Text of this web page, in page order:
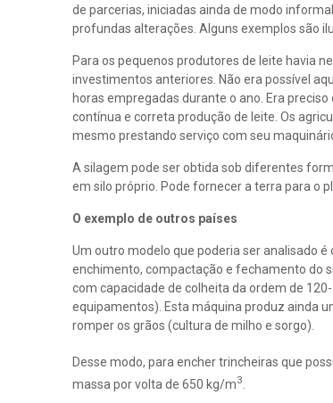
de parcerias, iniciadas ainda de modo
profundas alterações. Alguns exemplos são
Para os pequenos produtores de leite havia
investimentos anteriores. Não era possível
horas empregadas durante o ano. Era
contínua e correta produção de leite. Os
mesmo prestando serviço com seu
A silagem pode ser obtida sob diferentes
em silo próprio. Pode fornecer a terra para o
O exemplo de outros países
Um outro modelo que poderia ser analisado
enchimento, compactação e fechamento do
com capacidade de colheita da ordem de
equipamentos). Esta máquina produz ainda
romper os grãos (cultura de milho e sorgo).
Desse modo, para encher trincheiras que
massa por volta de 650 kg/m3